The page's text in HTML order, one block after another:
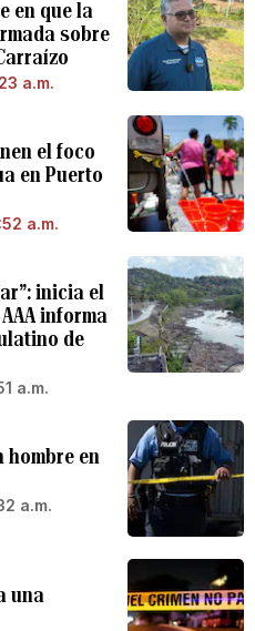
en que la
sobre
a.m.
el foco
en Puerto
a.m.
inicia el
informa
de
a.m.
en
a.m.
una